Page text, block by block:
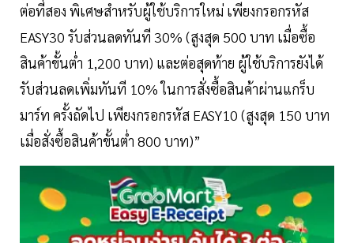
ต่อที่สอง พิเศษสำหรับผู้ใช้บริการใหม่ เพียงกรอกรหัส
EASY30 รับส่วนลดทันที 30% (สูงสุด 500 บาท เมื่อซื้อ
สินค้าขั้นต่ำ 1,200 บาท) และต่อสุดท้าย ผู้ใช้บริการยังได้
รับส่วนลดเพิ่มทันที 10% ในการสั่งซื้อสินค้าผ่านแกร็บ
มาร์ท ครั้งถัดไป เพียงกรอกรหัส EASY10 (สูงสุด 150 บาท
เมื่อสั่งซื้อสินค้าขั้นต่ำ 800 บาท)”